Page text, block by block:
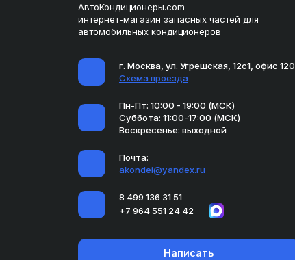
АвтоКондиционеры.com —
интернет-магазин запасных частей для
автомобильных кондиционеров
г. Москва, ул. Угрешская, 12с1, офис 120
Схема проезда
Пн-Пт: 10:00 - 19:00 (МСК)
Суббота: 11:00-17:00 (МСК)
Воскресенье: выходной
Почта:
akondei@yandex.ru
8 499 136 31 51
+7 964 551 24 42
Написать